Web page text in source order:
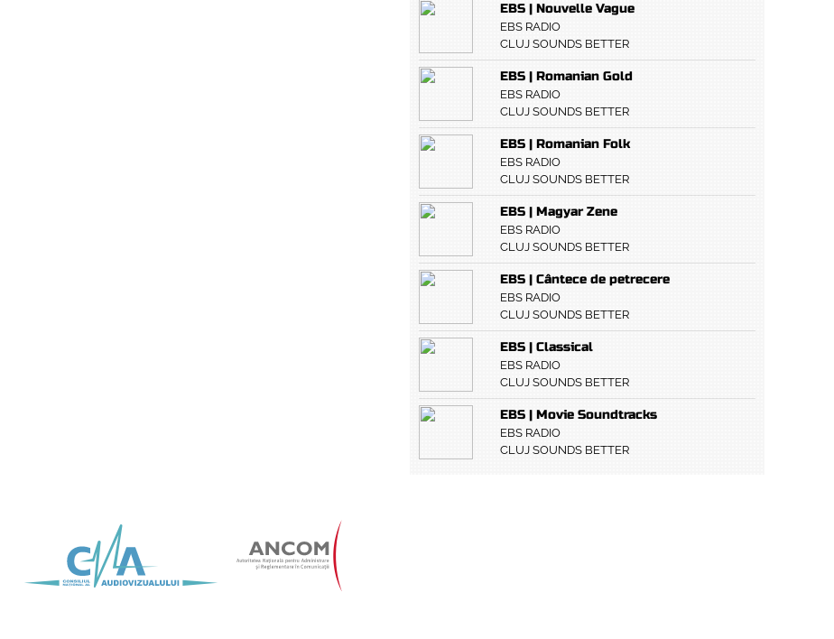
EBS | Nouvelle Vague
EBS RADIO
CLUJ SOUNDS BETTER
EBS | Romanian Gold
EBS RADIO
CLUJ SOUNDS BETTER
EBS | Romanian Folk
EBS RADIO
CLUJ SOUNDS BETTER
EBS | Magyar Zene
EBS RADIO
CLUJ SOUNDS BETTER
EBS | Cântece de petrecere
EBS RADIO
CLUJ SOUNDS BETTER
EBS | Classical
EBS RADIO
CLUJ SOUNDS BETTER
EBS | Movie Soundtracks
EBS RADIO
CLUJ SOUNDS BETTER